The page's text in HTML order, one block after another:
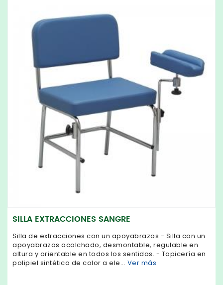
SILLA EXTRACCIONES SANGRE
Silla de extracciones con un apoyabrazos - Silla con un
apoyabrazos acolchado, desmontable, regulable en
altura y orientable en todos los sentidos. - Tapicería en
polipiel sintético de color a ele... Ver más